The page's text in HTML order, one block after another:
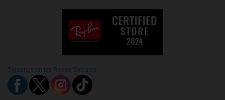
Síguenos en las Redes Sociales